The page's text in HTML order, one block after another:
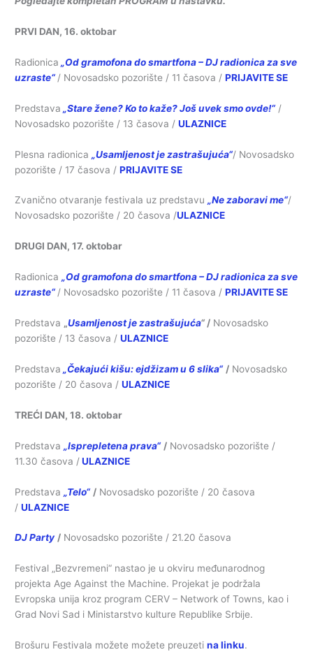
PRVI DAN, 16. oktobar
Radionica „Od gramofona do smartfona – DJ radionica za sve
uzraste“ / Novosadsko pozorište / 11 časova /PRIJAVITE SE
Predstava „Stare žene? Ko to kaže? Još uvek smo ovde!“/
Novosadsko pozorište / 13 časova /ULAZNICE
Plesna radionica „Usamljenost je zastrašujuća“/ Novosadsko
pozorište / 17 časova /PRIJAVITE SE
Zvanično otvaranje festivala uz predstavu„Ne zaboravi me“/
Novosadsko pozorište / 20 časova /ULAZNICE
DRUGI DAN, 17. oktobar
Radionica „Od gramofona do smartfona – DJ radionica za sve
uzraste“ / Novosadsko pozorište / 11 časova /PRIJAVITE SE
Predstava „Usamljenost je zastrašujuća“ / Novosadsko
pozorište / 13 časova /ULAZNICE
Predstava „Čekajući kišu: ejdžizam u 6 slika“ / Novosadsko
pozorište / 20 časova / ULAZNICE
TREĆI DAN, 18. oktobar
Predstava „Isprepletena prava“ / Novosadsko pozorište /
11.30 časova /ULAZNICE
Predstava „Telo“ / Novosadsko pozorište / 20 časova
/ULAZNICE
DJ Party / Novosadsko pozorište / 21.20 časova
Festival „Bezvremeni“ nastao je u okviru međunarodnog
projekta Age Against the Machine. Projekat je podržala
Evropska unija kroz program CERV – Network of Towns, kao i
Grad Novi Sad i Ministarstvo kulture Republike Srbije.
Brošuru Festivala možete možete preuzetina linku.